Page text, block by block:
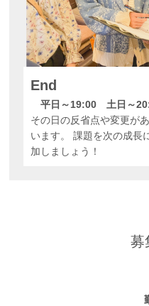
End
平日～19:00 土日～
その日の反省点や変更が
います。 課題を次の成長
加しましょう！
募